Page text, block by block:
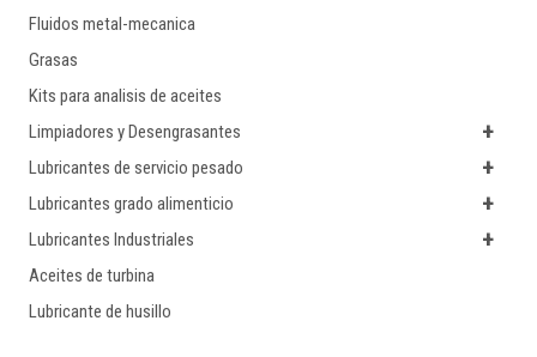
Fluidos metal-mecanica
Grasas
Kits para analisis de aceites
+
Limpiadores y Desengrasantes
+
Lubricantes de servicio pesado
+
Lubricantes grado alimenticio
+
Lubricantes Industriales
Aceites de turbina
Lubricante de husillo